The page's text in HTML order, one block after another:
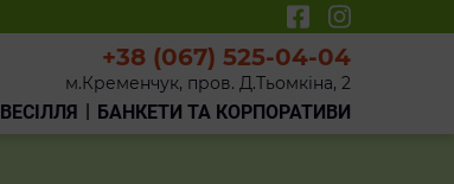
+38 (067) 525-04-04
м.Кременчук, пров. Д.Тьомкіна, 2
ВЕСІЛЛЯ БАНКЕТИ ТА КОРПОРАТИВИ